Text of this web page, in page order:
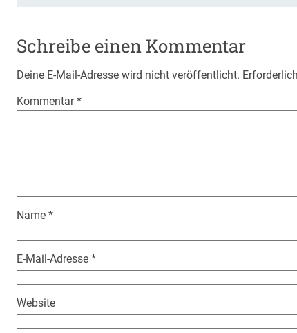
Schreibe einen Kommentar
Deine E-Mail-Adresse wird nicht veröffentlicht.
Kommentar*
Name *
E-Mail-Adresse *
Website